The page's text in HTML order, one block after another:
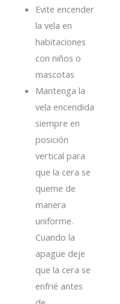
Evite encender
la vela en
habitaciones
con niños o
mascotas
Mantenga la
vela encendida
siempre en
posición
vertical para
que la cera se
queme de
manera
uniforme.
Cuando la
apague deje
que la cera se
enfrié antes